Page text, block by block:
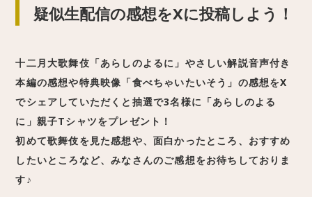
疑似生配信の感想をXに投稿しよう！
十二月大歌舞伎「あらしのよるに」やさしい解説音声付き
本編の感想や特典映像「食べちゃいたいそう」の感想をX
でシェアしていただくと抽選で3名様に「あらしのよる
に」親子Tシャツをプレゼント！
初めて歌舞伎を見た感想や、面白かったところ、おすすめ
したいところなど、みなさんのご感想をお待ちしておりま
す♪